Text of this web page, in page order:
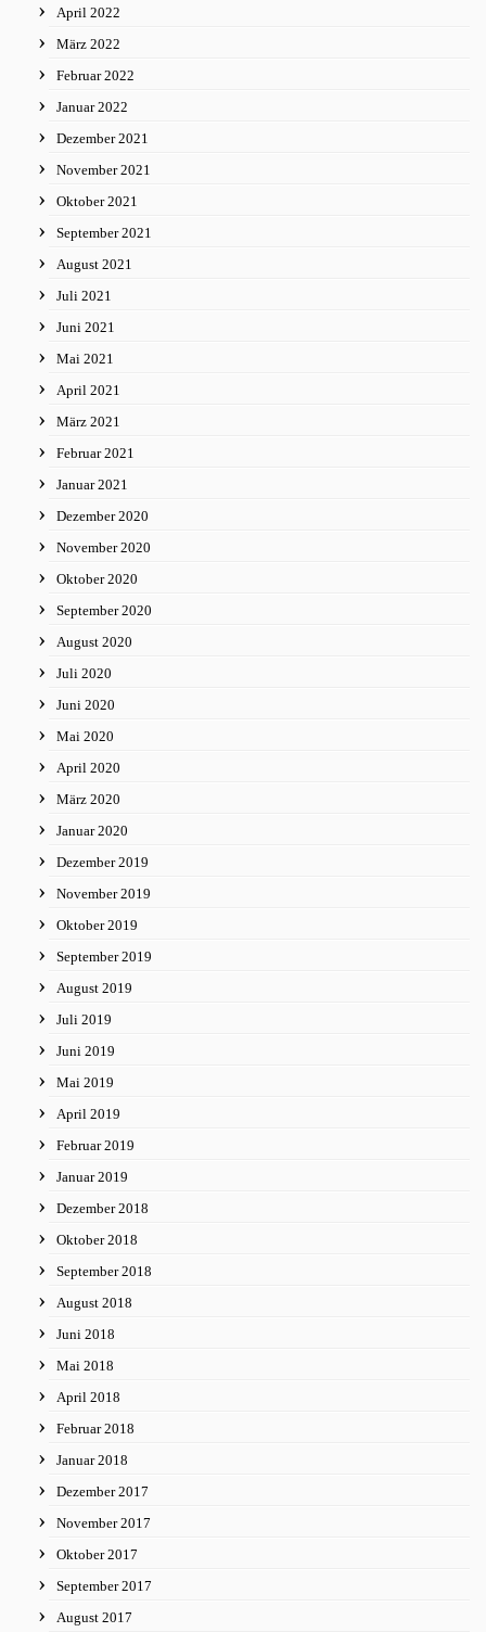
April 2022
März 2022
Februar 2022
Januar 2022
Dezember 2021
November 2021
Oktober 2021
September 2021
August 2021
Juli 2021
Juni 2021
Mai 2021
April 2021
März 2021
Februar 2021
Januar 2021
Dezember 2020
November 2020
Oktober 2020
September 2020
August 2020
Juli 2020
Juni 2020
Mai 2020
April 2020
März 2020
Januar 2020
Dezember 2019
November 2019
Oktober 2019
September 2019
August 2019
Juli 2019
Juni 2019
Mai 2019
April 2019
Februar 2019
Januar 2019
Dezember 2018
Oktober 2018
September 2018
August 2018
Juni 2018
Mai 2018
April 2018
Februar 2018
Januar 2018
Dezember 2017
November 2017
Oktober 2017
September 2017
August 2017